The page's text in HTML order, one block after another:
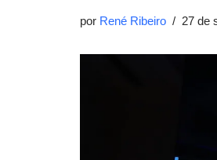
por René Ribeiro 27 de